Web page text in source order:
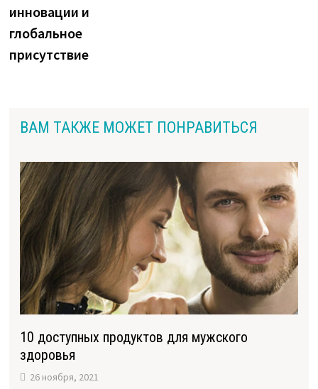
инновации и
глобальное
присутствие
ВАМ ТАКЖЕ МОЖЕТ ПОНРАВИТЬСЯ
10 доступных продуктов для мужского
здоровья
26 ноября, 2021